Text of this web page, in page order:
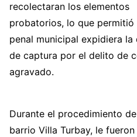
recolectaran los elementos
probatorios, lo que
penal municipal expidiera la
de captura por el delito de
agravado.
Durante el procedimiento
barrio Villa Turbay, le fueron